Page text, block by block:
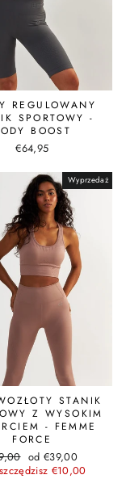
REGULOWANY
SPORTOWY -
BOOST
€64,95
Wyprzedaż
STANIK
Z WYSOKIM
- FEMME
FORCE
Cena
promocyjna
od €39,00
€10,00